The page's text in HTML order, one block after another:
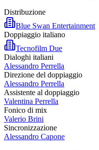
Distribuzione
Blue Swan Entertainment
Doppiaggio italiano
Tecnofilm Due
Dialoghi italiani
Alessandro Perrella
Direzione del doppiaggio
Alessandro Perrella
Assistente al doppiaggio
Valentina Perrella
Fonico di mix
Valerio Brini
Sincronizzazione
Alessandro Capone